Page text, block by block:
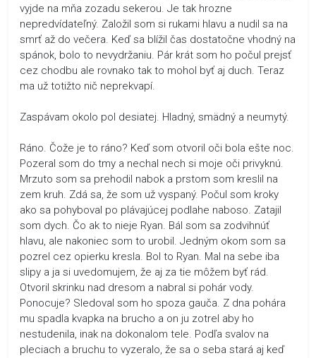
vyjde na mňa zozadu sekerou. Je tak hrozne
nepredvídateľný. Založil som si rukami hlavu a nudil sa na
smrť až do večera. Keď sa blížil čas dostatočne vhodný na
spánok, bolo to nevydržaniu. Pár krát som ho počul prejsť
cez chodbu ale rovnako tak to mohol byť aj duch. Teraz
ma už totižto nič neprekvapí.
Zaspávam okolo pol desiatej. Hladný, smädný a neumytý.
Ráno. Čože je to ráno? Keď som otvoril oči bola ešte noc.
Pozeral som do tmy a nechal nech si moje oči privyknú.
Mrzuto som sa prehodil nabok a prstom som kreslil na
zem kruh. Zdá sa, že som už vyspaný. Počul som kroky
ako sa pohyboval po plávajúcej podlahe naboso. Zatajil
som dych. Čo ak to nieje Ryan. Bál som sa zodvihnúť
hlavu, ale nakoniec som to urobil. Jedným okom som sa
pozrel cez opierku kresla. Bol to Ryan. Mal na sebe iba
slipy a ja si uvedomujem, že aj za tie môžem byť rád.
Otvoril skrinku nad dresom a nabral si pohár vody.
Ponocuje? Sledoval som ho spoza gauča. Z dna pohára
mu spadla kvapka na brucho a on ju zotrel aby ho
nestudenila, inak na dokonalom tele. Podľa svalov na
pleciach a bruchu to vyzeralo, že sa o seba stará aj keď